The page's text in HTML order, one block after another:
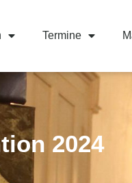
Termine
2024